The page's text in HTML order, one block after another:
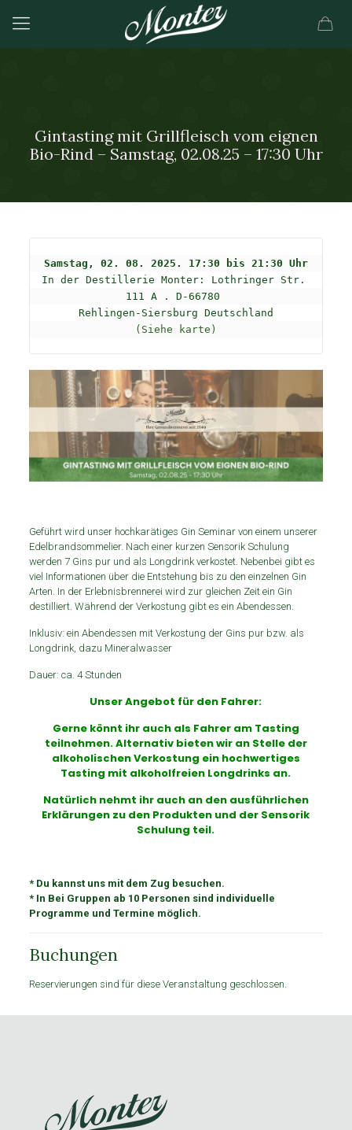
Gintasting mit Grillfleisch vom eignen
Bio-Rind – Samstag, 02.08.25 – 17:30 Uhr
Samstag, 02. 08. 2025. 17:30 bis 21:30 Uhr
In der Destillerie Monter: Lothringer Str.
111 A . D-66780
(Siehe karte)
Geführt wird unser hochkarätiges Gin Seminar von einem unserer
Edelbrandsommelier. Nach einer kurzen Sensorik Schulung
werden 7 Gins pur und als Longdrink verkostet. Nebenbei gibt es
viel Informationen über die Entstehung bis zu den einzelnen Gin
Arten. In der Erlebnisbrennerei wird zur gleichen Zeit ein Gin
destilliert. Während der Verkostung gibt es ein Abendessen.
Inklusiv: ein Abendessen mit Verkostung der Gins pur bzw. als
Longdrink, dazu Mineralwasser
Dauer: ca. 4 Stunden
Unser Angebot für den Fahrer:
Gerne könnt ihr auch als Fahrer am Tasting
teilnehmen. Alternativ bieten wir an Stelle der
alkoholischen Verkostung ein hochwertiges
Tasting mit alkoholfreien Longdrinks an.
Natürlich nehmt ihr auch an den ausführlichen
Erklärungen zu den Produkten und der Sensorik
Schulung teil.
* Du kannst uns mit dem Zug besuchen.
* In Bei Gruppen ab 10 Personen sind individuelle
Programme und Termine möglich.
Buchungen
Reservierungen sind für diese Veranstaltung geschlossen.